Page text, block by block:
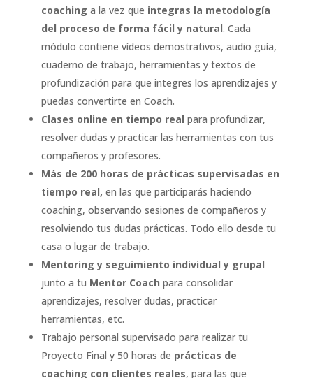
coaching a la vez que integras la metodología
del proceso de forma fácil y natural. Cada
módulo contiene vídeos demostrativos, audio guía,
cuaderno de trabajo, herramientas y textos de
profundización para que integres los aprendizajes y
puedas convertirte en Coach.
Clases online en tiempo real para profundizar,
resolver dudas y practicar las herramientas con tus
compañeros y profesores.
Más de 200 horas de prácticas supervisadas en
tiempo real, en las que participarás haciendo
coaching, observando sesiones de compañeros y
resolviendo tus dudas prácticas. Todo ello desde tu
casa o lugar de trabajo.
Mentoring y seguimiento individual y grupal
junto a tu Mentor Coach para consolidar
aprendizajes, resolver dudas, practicar
herramientas, etc.
Trabajo personal supervisado para realizar tu
Proyecto Final y 50 horas de prácticas de
coaching con clientes reales, para las que